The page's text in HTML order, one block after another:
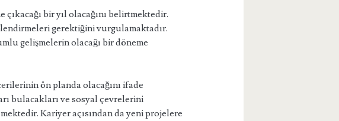
bir yıl olacağını belirtmektedir.
gerektiğini vurgulamaktadır.
gelişmelerin olacağı bir döneme
ön planda olacağını ifade
bulacakları ve sosyal çevrelerini
Kariyer açısından da yeni projelere